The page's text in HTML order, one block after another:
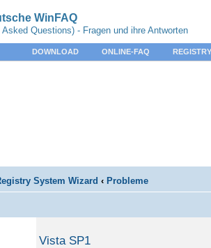
WinFAQ
Asked Questions) - Fragen und ihre Antworten
DOWNLOAD ONLINE-FAQ
System Wizard ‹ Probleme
Vista SP1